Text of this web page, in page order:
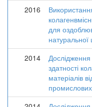
2016
для
натуральної
2014
Дослідження
здатності
матеріалів